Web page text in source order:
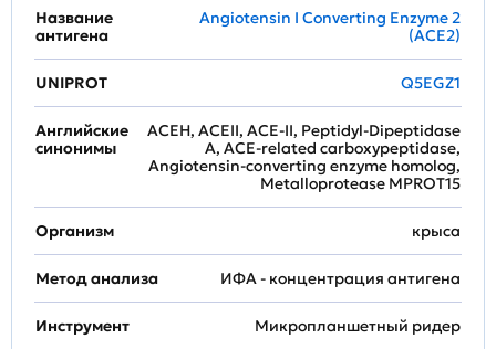
Название
антигена
Angiotensin I Converting Enzyme 2
(ACE2)
UNIPROT Q5EGZ1
Английские
синонимы
ACEH, ACEII, ACE-II, Peptidyl-Dipeptidase
A, ACE-related carboxypeptidase,
Angiotensin-converting enzyme homolog,
Metalloprotease MPROT15
Организм крыса
Метод анализа ИФА - концентрация антигена
Инструмент Микропланшетный ридер